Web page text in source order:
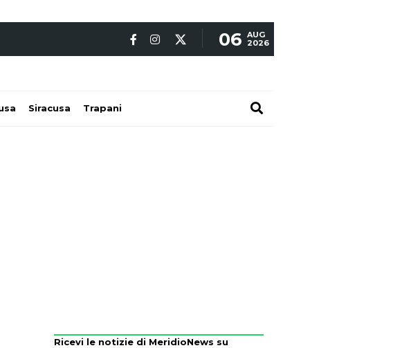
06 AUG
2026
Siracusa Trapani
Ricevi le notizie di MeridioNews su